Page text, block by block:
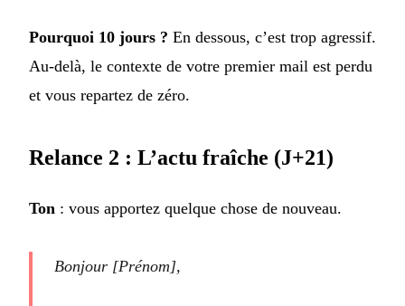
Pourquoi 10 jours ? En dessous, c’est trop agressif.
Au-delà, le contexte de votre premier mail est perdu
et vous repartez de zéro.
Relance 2 : L’actu fraîche (J+21)
Ton : vous apportez quelque chose de nouveau.
Bonjour [Prénom],